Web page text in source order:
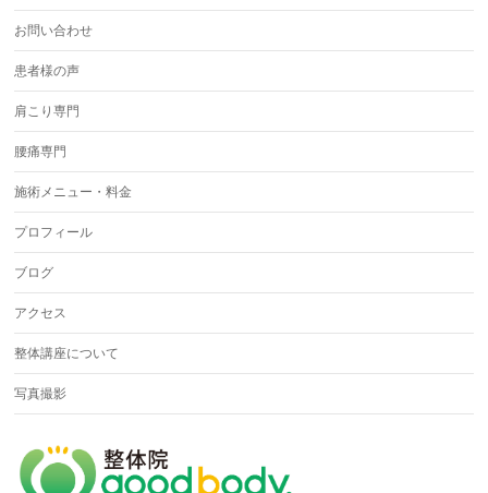
お問い合わせ
患者様の声
肩こり専門
腰痛専門
施術メニュー・料金
プロフィール
ブログ
アクセス
整体講座について
写真撮影